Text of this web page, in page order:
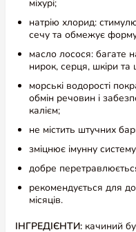
натрію хлорид:
сечу та обмежує
масло лосося: багате
нирок, серця, шкіри та
морські водорості
обмін речовин і
калієм;
не містить штучних
зміцнює імунну систему
добре
рекомендується для
місяців.
яєчний білок, морські
Ханы
Перевірений
Оцінено в
5 липня
❤️
(0) (0)
Часто купують